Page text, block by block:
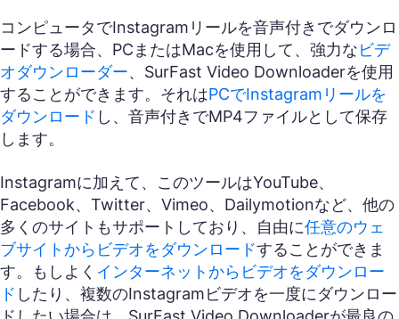
コンピュータでInstagramリールを音声付きでダウンロ
ードする場合、PCまたはMacを使用して、強力なビデ
オダウンローダー、SurFast Video Downloaderを使用
することができます。それはPCでInstagramリールを
ダウンロード し、音声付きでMP4ファイルとして保存
します。
Instagramに加えて、このツールはYouTube、
Facebook、Twitter、Vimeo、Dailymotionなど、他の
多くのサイトもサポートしており、自由に任意のウェ
ブサイトからビデオをダウンロードすることができま
す。もしよく インターネットからビデオをダウンロー
ド したり、複数のInstagramビデオを一度にダウンロー